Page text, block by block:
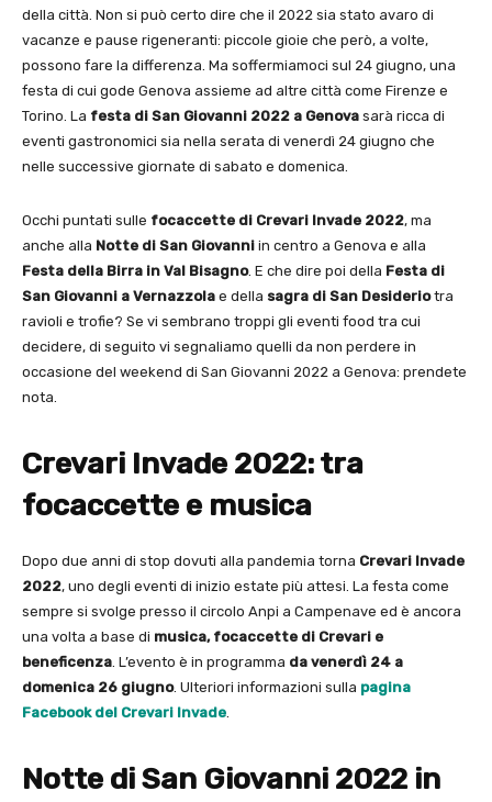
della città. Non si può certo dire che il 2022 sia stato avaro di
vacanze e pause rigeneranti: piccole gioie che però, a volte,
possono fare la differenza. Ma soffermiamoci sul 24 giugno, una
festa di cui gode Genova assieme ad altre città come Firenze e
Torino. La festa di San Giovanni 2022 a Genova sarà ricca di
eventi gastronomici sia nella serata di venerdì 24 giugno che
nelle successive giornate di sabato e domenica.
Occhi puntati sulle focaccette di Crevari Invade 2022, ma
anche alla Notte di San Giovanni in centro a Genova e alla
Festa della Birra in Val Bisagno. E che dire poi della Festa di
San Giovanni a Vernazzola e della sagra di San Desideriotra
ravioli e trofie? Se vi sembrano troppi gli eventi food tra cui
decidere, di seguito vi segnaliamo quelli da non perdere in
occasione del weekend di San Giovanni 2022 a Genova: prendete
nota.
Crevari Invade 2022: tra
focaccette e musica
Dopo due anni di stop dovuti alla pandemia torna Crevari Invade
2022, uno degli eventi di inizio estate più attesi. La festa come
sempre si svolge presso il circolo Anpi a Campenave ed è ancora
una volta a base di musica, focaccette di Crevari e
beneficenza. L’evento è in programma da venerdì 24 a
domenica 26 giugno. Ulteriori informazioni sulla pagina
Facebook del Crevari Invade.
Notte di San Giovanni 2022 in